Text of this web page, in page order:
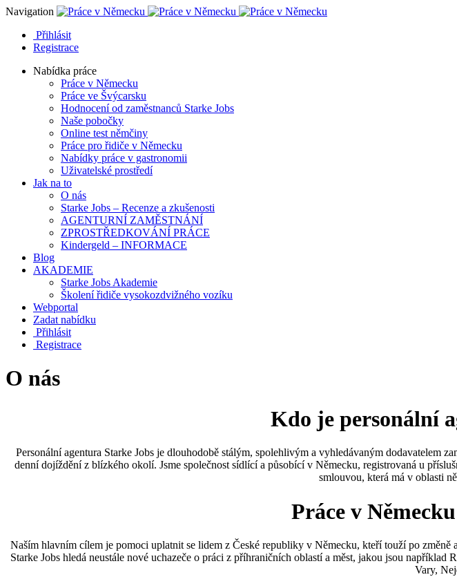
Navigation
Přihlásit
Registrace
Nabídka práce
Práce v Německu
Práce ve Švýcarsku
Hodnocení od zaměstnanců Starke Jobs
Naše pobočky
Online test němčiny
Práce pro řidiče v Německu
Nabídky práce v gastronomii
Uživatelské prostředí
Jak na to
O nás
Starke Jobs – Recenze a zkušenosti
AGENTURNÍ ZAMĚSTNÁNÍ
ZPROSTŘEDKOVÁNÍ PRÁCE
Kindergeld – INFORMACE
Blog
AKADEMIE
Starke Jobs Akademie
Školení řidiče vysokozdvižného vozíku
Webportal
Zadat nabídku
Přihlásit
Registrace
O nás
Kdo je personální
Personální agentura Starke Jobs je dlouhodobě stálým, spolehlivým a vyhledávaným dodavatelem
denní dojíždění z blízkého okolí. Jsme společnost sídlící a působící v Německu, registrovaná u
smlouvou, která má v oblasti
Práce v
Naším hlavním cílem je pomoci uplatnit se lidem z České republiky v Německu, kteří touží po
Starke Jobs hledá neustále nové uchazeče o práci z příhraničních oblastí a měst, jakou jsou
Vary,